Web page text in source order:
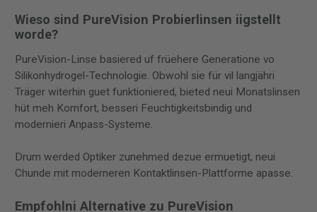
Wieso sind PureVision Probierlinsen iigstellt
worde?
PureVision-Linse basiered uf früehere Generatione vo
Silikonhydrogel-Technologie. Obwohl sie für vil langjähri
Träger witerhin guet funktioniered, bieted neui Monatslinsen
hüt meh Komfort, besseri Feuchtigkeitsbindig und
modernieri Anpass-Systeme.
Drum werded Optiker zunehmed dezue ermuetigt, neui
Chunde mit moderneren Kontaktlinsen-Plattforme apasse.
Empfohlni Alternative zu PureVision